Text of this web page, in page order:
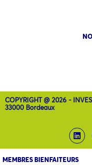
COPYRIGHT @ 2026 -
33000 Bordeaux
MEMBRES BIENFAITEURS